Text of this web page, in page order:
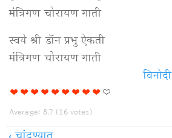
मंत्रिगण चोरायण गाती
स्वये श्री डॉन प्रभु ऐकती
मंत्रिगण चोरायण गाती
विनोदी
Average: 8.7 (16votes)